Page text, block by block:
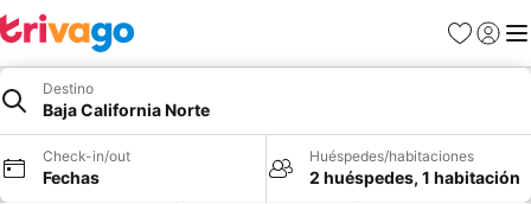
Favoritos
Iniciar
Destino
Baja California Norte
Check-in/out
Fechas
Huéspedes/habitaciones
2 huéspedes, 1 habitación